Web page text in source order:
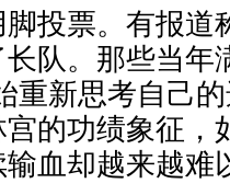
投票。有报道
队。那些当年
重新思考自己
的功绩象征，
血却越来越难